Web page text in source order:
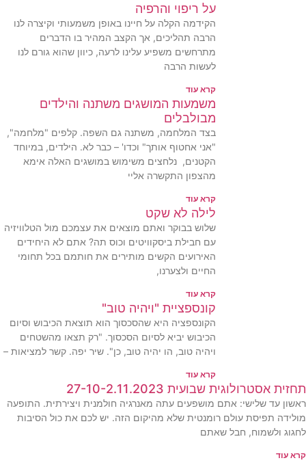
על ריפוי והרפיה
הקידמה הקלה על חיינו באופן משמעותי וקיצרה לנו
הרבה תהליכים, אך הקצב המהיר בו הדברים
מתרחשים משפיע עלינו לרעה, כיוון שהוא גורם לנו
לעשות הרבה
קרא עוד
משמעות המושגים משתנה והילדים
מבולבלים
בצד המלחמה, משתנה גם השפה. קלפים "מלחמה",
"אני אחטוף אותך" וכדו' – כבר לא. הילדים, במיוחד
הקטנים, נלחצים משימוש במושגים האלה אימא
מהצפון התקשרה אליי
קרא עוד
לילה לא שקט
שלוש בבוקר ואתם מוצאים את עצמכם מול הטלוויזיה
עם חבילת ביסקוויטים וכוס תה? אתם לא היחידים
האירועים הקשים מותירים את חותמם בכל תחומי
החיים ולצערנו,
קרא עוד
קונספציית "ויהיה טוב"
הקונספציה היא שהסכסוך הוא תוצאת הכיבוש וסיום
הכיבוש יביא לסיום הסכסוך. "רק תצאו מהשטחים
ויהיה טוב, הו יהיה טוב, כן". שיר יפה. קשר למציאות –
קרא עוד
תחזית אסטרולוגית שבועית 27-10-2.11.2023
ראשון עד שלישי: אתם מושפעים עתה מאנרגיה חולמנית ויצירתית. התופעה
מולידה תפיסת עולם רומנטית שלא מהיקום הזה. יש לכם את כול הסיבות
לחגוג ולשמוח, חבל שאתם
קרא עוד